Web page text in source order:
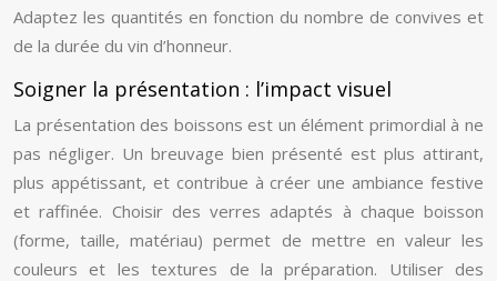
Adaptez les quantités en fonction du nombre de convives et
de la durée du vin d’honneur.
Soigner la présentation : l’impact visuel
La présentation des boissons est un élément primordial à ne
pas négliger. Un breuvage bien présenté est plus attirant,
plus appétissant, et contribue à créer une ambiance festive
et raffinée. Choisir des verres adaptés à chaque boisson
(forme, taille, matériau) permet de mettre en valeur les
couleurs et les textures de la préparation. Utiliser des